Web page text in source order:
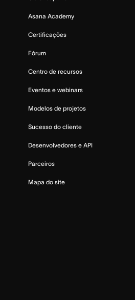
Asana Academy
Certificações
Fórum
Centro de recursos
Eventos e webinars
Modelos de projetos
Sucesso do cliente
Desenvolvedores e API
Parceiros
Mapa do site